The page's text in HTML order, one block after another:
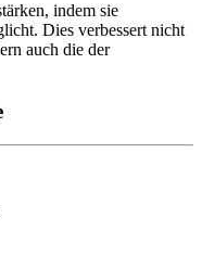
indem sie
Dies verbessert nicht
auch die der